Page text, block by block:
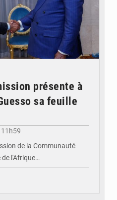
présente à
sa feuille
11h59
de la Communauté
l'Afrique…